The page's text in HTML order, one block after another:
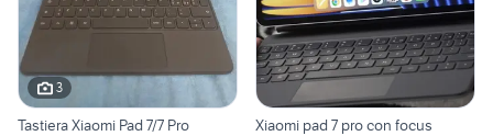
3
Tastiera Xiaomi Pad 7/7 Pro
Xiaomi pad 7 pro con focus